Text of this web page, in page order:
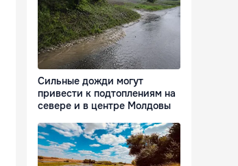
Сильные дожди могут
привести к подтоплениям на
севере и в центре Молдовы